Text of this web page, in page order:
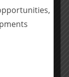
erreichen
die M&A-,
die sich
die Akteure